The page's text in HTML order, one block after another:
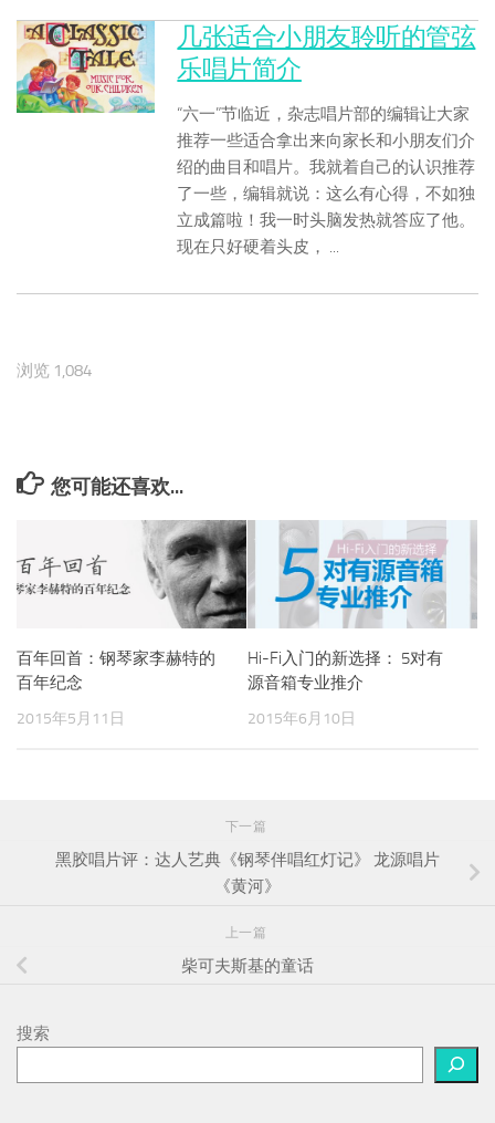
几张适合小朋友聆听的管弦
乐唱片简介
“六一”节临近，杂志唱片部的编辑让大家
推荐一些适合拿出来向家长和小朋友们介
绍的曲目和唱片。我就着自己的认识推荐
了一些，编辑就说：这么有心得，不如独
立成篇啦！我一时头脑发热就答应了他。
现在只好硬着头皮， ...
浏览 1,084
您可能还喜欢...
百年回首：钢琴家李赫特的
百年纪念
2015年5月11日
Hi-Fi入门的新选择： 5对有
源音箱专业推介
2015年6月10日
下一篇
黑胶唱片评：达人艺典《钢琴伴唱红灯记》 龙源唱片
《黄河》
上一篇
柴可夫斯基的童话
搜索